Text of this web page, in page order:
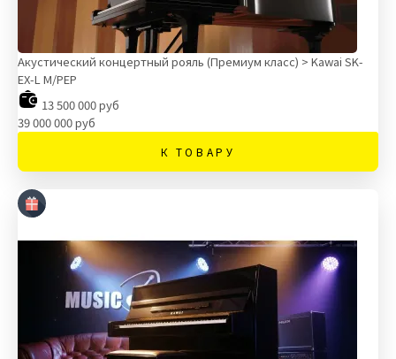
Акустический концертный рояль (Премиум класс) > Kawai SK-
EX-L M/PEP
13 500 000 руб
39 000 000 руб
К ТОВАРУ